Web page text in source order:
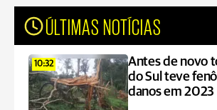
ÚLTIMAS NOTÍCIAS
10:32
Antes de novo
do Sul teve
danos em 2023